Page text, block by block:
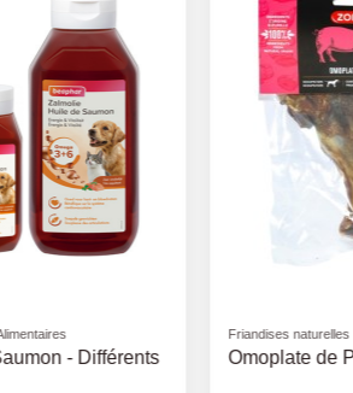
Coton
Friandises
Nerf de